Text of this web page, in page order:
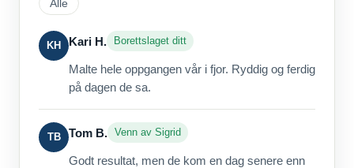
Alle
KH Kari H. Borettslaget ditt
Malte hele oppgangen vår i fjor. Ryddig og ferdig
på dagen de sa.
TB Tom B. Venn av Sigrid
Godt resultat, men de kom en dag senere enn